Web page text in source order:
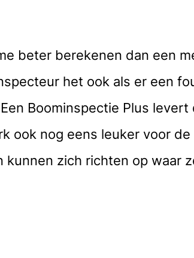
beter berekenen dan een
het ook als er een
Boominspectie Plus
ook nog eens leuker voor
zich richten op waar